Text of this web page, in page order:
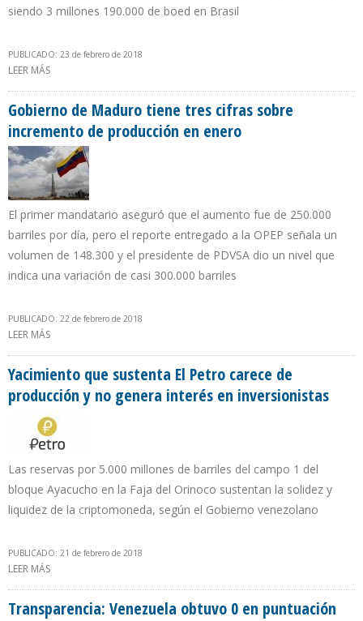
siendo 3 millones 190.000 de boed en Brasil
PUBLICADO: 23 de febrero de 2018
LEER MÁS
Gobierno de Maduro tiene tres cifras sobre
incremento de producción en enero
El primer mandatario aseguró que el aumento fue de 250.000
barriles por día, pero el reporte entregado a la OPEP señala un
volumen de 148.300 y el presidente de PDVSA dio un nivel que
indica una variación de casi 300.000 barriles
PUBLICADO: 22 de febrero de 2018
LEER MÁS
Yacimiento que sustenta El Petro carece de
producción y no genera interés en inversionistas
Las reservas por 5.000 millones de barriles del campo 1 del
bloque Ayacucho en la Faja del Orinoco sustentan la solidez y
liquidez de la criptomoneda, según el Gobierno venezolano
PUBLICADO: 21 de febrero de 2018
LEER MÁS
Transparencia: Venezuela obtuvo 0 en puntuación